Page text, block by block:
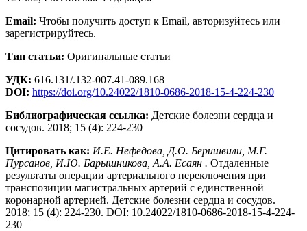
Email: Чтобы получить доступ к Email, авторизуйтесь или
зарегистрируйтесь.
Тип статьи: Оригинальные статьи
УДК: 616.131/.132-007.41-089.168
DOI: https://doi.org/10.24022/1810-0686-2018-15-4-224-230
Библиографическая ссылка: Детские болезни сердца и
сосудов. 2018; 15 (4): 224-230
Цитировать как: И.Е. Нефедова, Д.О. Беришвили, М.Г.
Пурсанов, И.Ю. Барышникова, А.А. Есаян . Отдаленные
результаты операции артериального переключения при
транспозиции магистральных артерий с единственной
коронарной артерией. Детские болезни сердца и сосудов.
2018; 15 (4): 224-230. DOI: 10.24022/1810-0686-2018-15-4-224-
230